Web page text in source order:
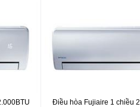
Điều hòa Fujiaire 1 chiều